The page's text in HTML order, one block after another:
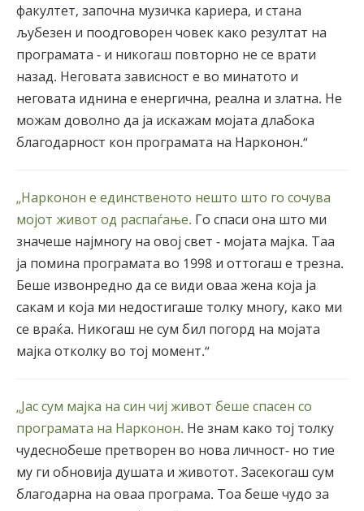
факултет, започна музичка кариера, и стана
љубезен и поодговорен човек како резултат на
програмата - и никогаш повторно не се врати
назад. Неговата зависност е во минатото и
неговата иднина е енергична, реална и златна. Не
можам доволно да ја искажам мојата длабока
благодарност кон програмата на Нарконон.“
„Нарконон е единственото нешто што го сочува
мојот живот од распаѓање. Го спаси она што ми
значеше најмногу на овој свет - мојата мајка. Таа
ја помина програмата во 1998 и оттогаш е трезна.
Беше извонредно да се види оваа жена која ја
сакам и која ми недостигаше толку многу, како ми
се враќа. Никогаш не сум бил погорд на мојата
мајка отколку во тој момент.“
„Јас сум мајка на син чиј живот беше спасен со
програмата на Нарконон. Не знам како тој толку
чудеснобеше претворен во нова личност- но тие
му ги обновија душата и животот. Засекогаш сум
благодарна на оваа програма. Тоа беше чудо за